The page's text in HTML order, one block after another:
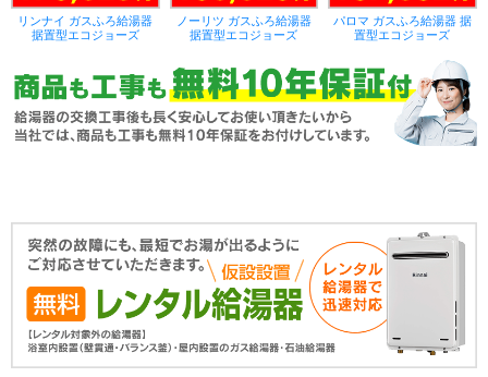
リンナイ ガスふろ給湯器
据置型エコジョーズ
ノーリツ ガスふろ給湯器
据置型エコジョーズ
パロマ ガスふろ給湯器 据
置型エコジョーズ